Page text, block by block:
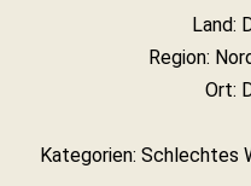
Land:
Region:
Ort:
Kategorien: Schlechtes